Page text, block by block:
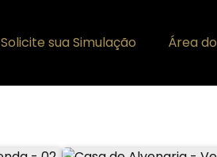
Área
Solicite sua Simulação